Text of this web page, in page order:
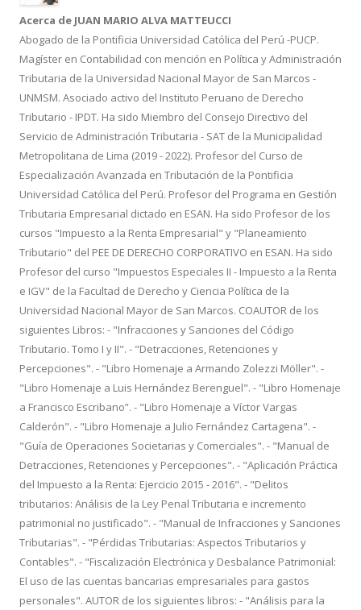
Acerca de JUAN MARIO ALVA MATTEUCCI
Abogado de la Pontificia Universidad Católica del Perú -PUCP.
Magíster en Contabilidad con mención en Política y Administración
Tributaria de la Universidad Nacional Mayor de San Marcos -
UNMSM. Asociado activo del Instituto Peruano de Derecho
Tributario - IPDT. Ha sido Miembro del Consejo Directivo del
Servicio de Administración Tributaria - SAT de la Municipalidad
Metropolitana de Lima (2019 - 2022). Profesor del Curso de
Especialización Avanzada en Tributación de la Pontificia
Universidad Católica del Perú. Profesor del Programa en Gestión
Tributaria Empresarial dictado en ESAN. Ha sido Profesor de los
cursos "Impuesto a la Renta Empresarial" y "Planeamiento
Tributario" del PEE DE DERECHO CORPORATIVO en ESAN. Ha sido
Profesor del curso "Impuestos Especiales II - Impuesto a la Renta
e IGV" de la Facultad de Derecho y Ciencia Política de la
Universidad Nacional Mayor de San Marcos. COAUTOR de los
siguientes Libros: - "Infracciones y Sanciones del Código
Tributario. Tomo I y II". - "Detracciones, Retenciones y
Percepciones". - "Libro Homenaje a Armando Zolezzi Möller". -
"Libro Homenaje a Luis Hernández Berenguel". - "Libro Homenaje
a Francisco Escribano”. - "Libro Homenaje a Víctor Vargas
Calderón". - "Libro Homenaje a Julio Fernández Cartagena". -
"Guía de Operaciones Societarias y Comerciales". - "Manual de
Detracciones, Retenciones y Percepciones". - "Aplicación Práctica
del Impuesto a la Renta: Ejercicio 2015 - 2016". - "Delitos
tributarios: Análisis de la Ley Penal Tributaria e incremento
patrimonial no justificado". - "Manual de Infracciones y Sanciones
Tributarias". - "Pérdidas Tributarias: Aspectos Tributarios y
Contables". - "Fiscalización Electrónica y Desbalance Patrimonial:
El uso de las cuentas bancarias empresariales para gastos
personales". AUTOR de los siguientes libros: - "Análisis para la